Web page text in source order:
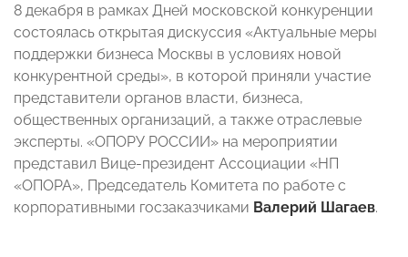
8 декабря в рамках Дней московской конкуренции
состоялась открытая дискуссия «Актуальные меры
поддержки бизнеса Москвы в условиях новой
конкурентной среды», в которой приняли участие
представители органов власти, бизнеса,
общественных организаций, а также отраслевые
эксперты. «ОПОРУ РОССИИ» на мероприятии
представил Вице-президент Ассоциации «НП
«ОПОРА», Председатель Комитета по работе с
корпоративными госзаказчиками Валерий Шагаев.